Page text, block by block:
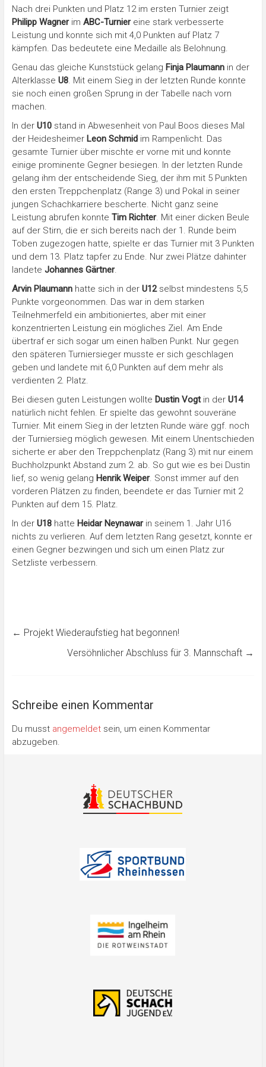
Nach drei Punkten und Platz 12 im ersten Turnier zeigt
Philipp Wagnerim ABC-Turniereine stark verbesserte
Leistung und konnte sich mit 4,0 Punkten auf Platz 7
kämpfen. Das bedeutete eine Medaille als Belohnung.
Genau das gleiche Kunststück gelang Finja Plaumannin der
Alterklasse U8. Mit einem Sieg in der letzten Runde konnte
sie noch einen großen Sprung in der Tabelle nach vorn
machen.
In der U10stand in Abwesenheit von Paul Boos dieses Mal
der HeidesheimerLeon Schmidim Rampenlicht. Das
gesamte Turnier über mischte er vorne mit und konnte
einige prominente Gegner besiegen. In der letzten Runde
gelang ihm der entscheidende Sieg, der ihm mit 5 Punkten
den ersten Treppchenplatz (Range 3) und Pokal in seiner
jungen Schachkarriere bescherte. Nicht ganz seine
Leistung abrufen konnte Tim Richter. Mit einer dicken Beule
auf der Stirn, die er sich bereits nach der 1. Runde beim
Toben zugezogen hatte, spielte er das Turnier mit 3 Punkten
und dem 13. Platz tapfer zu Ende. Nur zwei Plätze dahinter
landete Johannes Gärtner.
Arvin Plaumannhatte sich in der U12selbst mindestens 5,5
Punkte vorgeonommen. Das war in dem starken
Teilnehmerfeld ein ambitioniertes, aber mit einer
konzentrierten Leistung ein mögliches Ziel. Am Ende
übertraf er sich sogar um einen halben Punkt. Nur gegen
den späteren Turniersieger musste er sich geschlagen
geben und landete mit 6,0 Punkten auf dem mehr als
verdienten 2. Platz.
Bei diesen guten Leistungen wollte Dustin Vogtin derU14
natürlich nicht fehlen. Er spielte das gewohnt souveräne
Turnier. Mit einem Sieg in der letzten Runde wäre ggf. noch
der Turniersieg möglich gewesen. Mit einem Unentschieden
sicherte er aber den Treppchenplatz (Rang 3) mit nur einem
Buchholzpunkt Abstand zum 2. ab. So gut wie es bei Dustin
lief, so wenig gelang Henrik Weiper. Sonst immer auf den
vorderen Plätzen zu finden, beendete er das Turnier mit 2
Punkten auf dem 15. Platz.
In der U18hatte Heidar Neynawarin seinem 1. Jahr U16
nichts zu verlieren. Auf dem letzten Rang gesetzt, konnte er
einen Gegner bezwingen und sich um einen Platz zur
Setzliste verbessern.
← Projekt Wiederaufstieg hat begonnen!
Versöhnlicher Abschluss für 3. Mannschaft →
Schreibe einen Kommentar
Du musst angemeldetsein, um einen Kommentar
abzugeben.